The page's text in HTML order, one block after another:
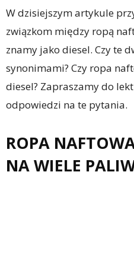
W dzisiejszym artykule
związkom między ropą
znamy jako diesel. Czy te
synonimami? Czy ropa
diesel? Zapraszamy do
odpowiedzi na te pytania.
ROPA
NA WIELE